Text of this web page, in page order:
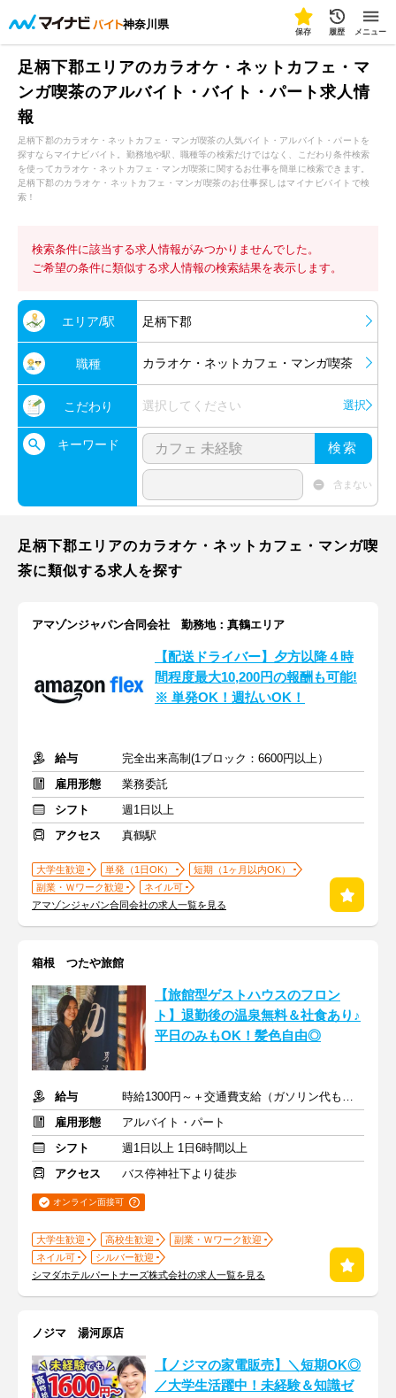
神奈川県
保存 履歴 メニュー
足柄下郡エリアのカラオケ・ネットカフェ・マ
ンガ喫茶のアルバイト・バイト・パート求人情
報
足柄下郡のカラオケ・ネットカフェ・マンガ喫茶の人気バイト・アルバイト・パートを
探すならマイナビバイト。勤務地や駅、職種等の検索だけではなく、こだわり条件検索
を使ってカラオケ・ネットカフェ・マンガ喫茶に関するお仕事を簡単に検索できます。
足柄下郡のカラオケ・ネットカフェ・マンガ喫茶のお仕事探しはマイナビバイトで検
索！
検索条件に該当する求人情報がみつかりませんでした。
ご希望の条件に類似する求人情報の検索結果を表示します。
エリア/駅 足柄下郡
職種 カラオケ・ネットカフェ・マンガ喫茶
こだわり 選択してください 選択
キーワード 検索
含まない
足柄下郡エリアのカラオケ・ネットカフェ・マンガ喫
茶に類似する求人を探す
アマゾンジャパン合同会社 勤務地：真鶴エリア
【配送ドライバー】夕方以降４時
間程度最大10,200円の報酬も可能!
※ 単発OK！週払いOK！
給与
完全出来高制(1ブロック：6600円以上）
雇用形態
業務委託
シフト
週1日以上
アクセス
真鶴駅
大学生歓迎 単発（1日OK）
短期（1ヶ月以内OK）
副業・Ｗワーク歓迎
ネイル可
アマゾンジャパン合同会社の求人一覧を見る
箱根 つたや旅館
【旅館型ゲストハウスのフロン
ト】退勤後の温泉無料＆社食あり♪
平日のみもOK！髪色自由◎
給与
時給1300円～＋交通費支給（ガソリン代も規定内支給）
雇用形態
アルバイト・パート
シフト
週1日以上 1日6時間以上
アクセス
バス停神社下より徒歩
オンライン面接可
大学生歓迎 高校生歓迎
副業・Ｗワーク歓迎
ネイル可
シルバー歓迎
シマダホテルパートナーズ株式会社の求人一覧を見る
ノジマ 湯河原店
【ノジマの家電販売】＼短期OK◎
／大学生活躍中！未経験＆知識ゼ